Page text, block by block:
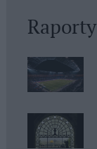
Raporty